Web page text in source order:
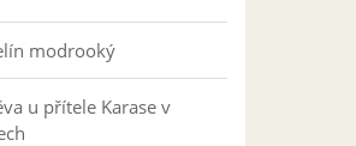
modrooký
u přítele Karase v